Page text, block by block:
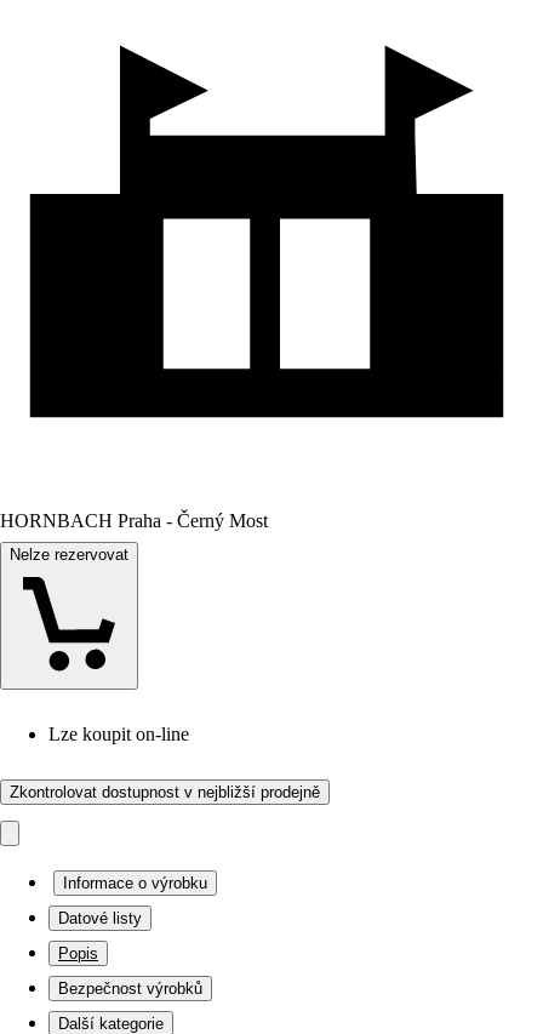
HORNBACH Praha - Černý Most
Nelze rezervovat
Lze koupit on-line
Zkontrolovat dostupnost v nejbližší prodejně
Informace o výrobku
Datové listy
Popis
Bezpečnost výrobků
Další kategorie